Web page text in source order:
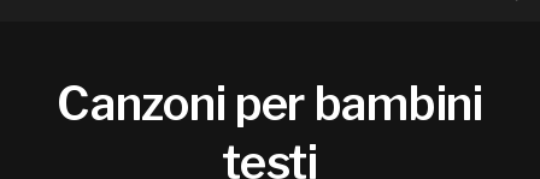
Canzoni per bambini
testi